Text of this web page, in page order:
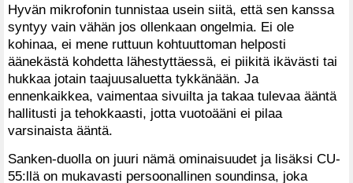
Hyvän mikrofonin tunnistaa usein siitä, että sen kanssa
syntyy vain vähän jos ollenkaan ongelmia. Ei ole
kohinaa, ei mene ruttuun kohtuuttoman helposti
äänekästä kohdetta lähestyttäessä, ei piikitä ikävästi tai
hukkaa jotain taajuusaluetta tykkänään. Ja
ennenkaikkea, vaimentaa sivuilta ja takaa tulevaa ääntä
hallitusti ja tehokkaasti, jotta vuotoääni ei pilaa
varsinaista ääntä.
Sanken-duolla on juuri nämä ominaisuudet ja lisäksi CU-
55:llä on mukavasti persoonallinen soundinsa, joka